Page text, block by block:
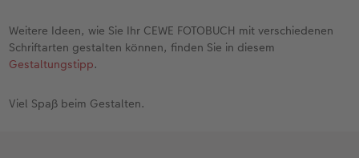
Weitere Ideen, wie Sie Ihr CEWE FOTOBUCH mit verschiedenen
Schriftarten gestalten können, finden Sie in diesem
Gestaltungstipp.
Viel Spaß beim Gestalten.